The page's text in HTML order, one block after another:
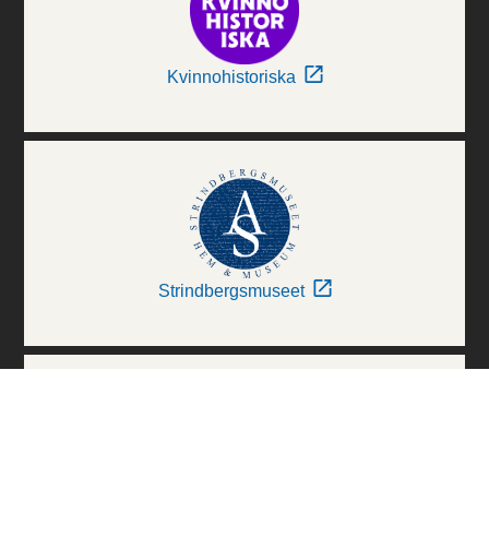
Kvinnohistoriska
Strindbergsmuseet